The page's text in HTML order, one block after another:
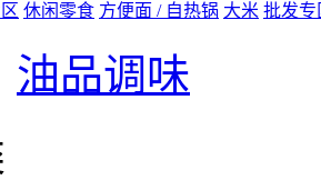
休闲零食 方便面 / 自热锅 大米 批发专
油品调味